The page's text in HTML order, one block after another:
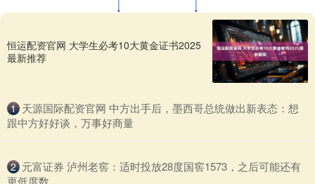
恒运配资官网 大学生必考10大黄金证书2025
最新推荐
1 ​天源国际配资官网 中方出手后，墨西哥总统做出新表态：想
跟中方好好谈，万事好商量
2 ​元富证券 泸州老窖：适时投放28度国窖1573，之后可能还有